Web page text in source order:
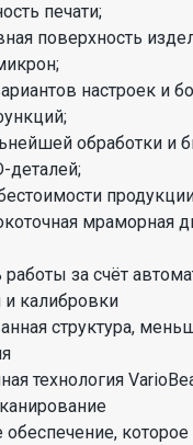
печати;
поверхность
настроек и
обработки и
деталей;
мраморная
работы за счёт
калибровки
структура,
технология
которое